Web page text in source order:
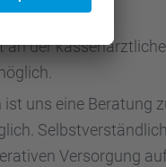
Narben.
der
uns eine Beratung
Versor­gung